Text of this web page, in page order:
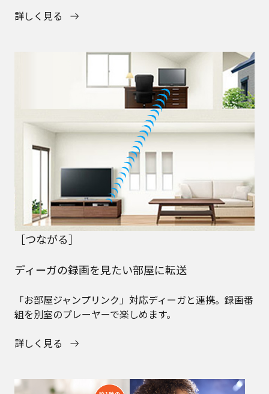
詳しく見る
［つながる］
ディーガの録画を見たい部屋に転送
「お部屋ジャンプリンク」対応ディーガと連携。録画番
組を別室のプレーヤーで楽しめます。
詳しく見る